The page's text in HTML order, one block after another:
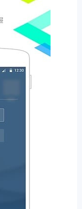
赛车竞速 策略塔防
单机游戏战争策略
旅游出行 金融理财